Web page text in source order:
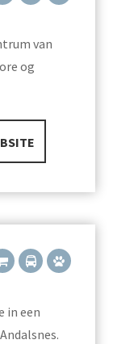
van
og
in een